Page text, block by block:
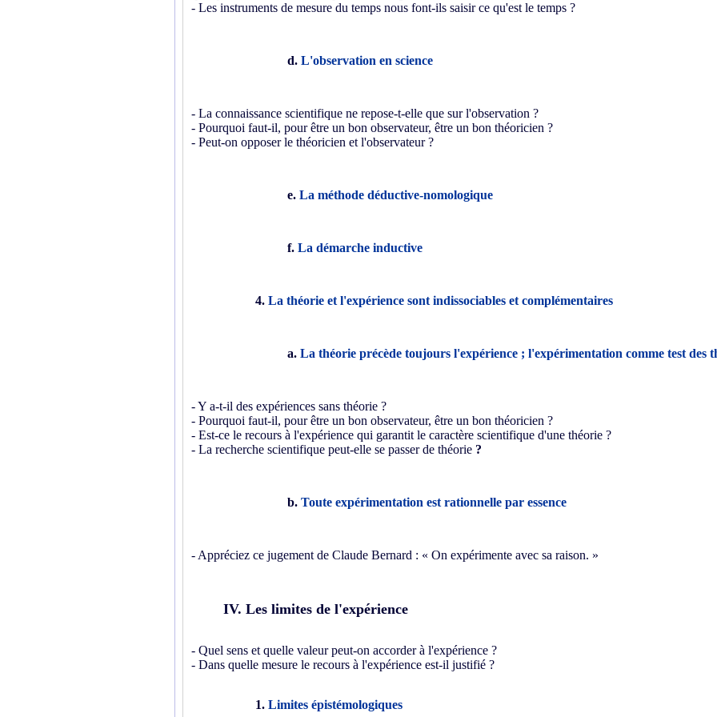
- Les instruments de mesure du temps nous font-ils saisir ce qu'est le temps ?
d. L'observation en science
- La connaissance scientifique ne repose-t-elle que sur l'observation ?
- Pourquoi faut-il, pour être un bon observateur, être un bon théoricien ?
- Peut-on opposer le théoricien et l'observateur ?
e. La méthode déductive-nomologique
f. La démarche inductive
4. La théorie et l'expérience sont indissociables et complémentaires
a. La théorie précède toujours l'expérience ; l'expérimentation comme test des
- Y a-t-il des expériences sans théorie ?
- Pourquoi faut-il, pour être un bon observateur, être un bon théoricien ?
- Est-ce le recours à l'expérience qui garantit le caractère scientifique d'une théorie ?
- La recherche scientifique peut-elle se passer de théorie ?
b. Toute expérimentation est rationnelle par essence
- Appréciez ce jugement de Claude Bernard : « On expérimente avec sa raison. »
IV. Les limites de l'expérience
- Quel sens et quelle valeur peut-on accorder à l'expérience ?
- Dans quelle mesure le recours à l'expérience est-il justifié ?
1. Limites épistémologiques